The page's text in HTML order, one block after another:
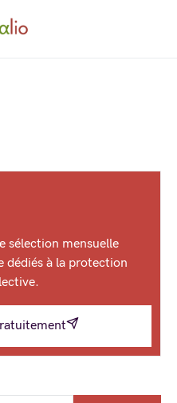
sélection mensuelle
dédiés à la protection